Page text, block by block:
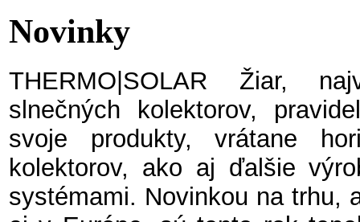
Novinky
THERMO|SOLAR Žiar,
slnečných kolektorov,
svoje produkty, vrátane
kolektorov, ako aj ďalšie
systémami. Novinkou na trhu,